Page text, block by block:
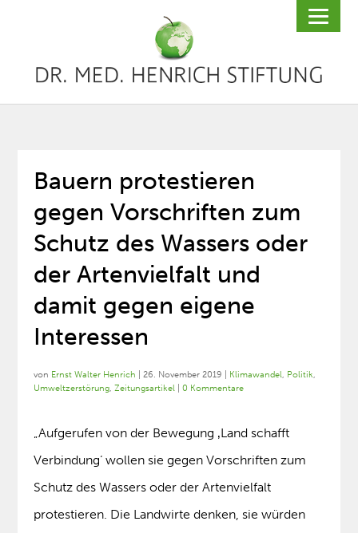
Bauern protestieren
gegen Vorschriften zum
Schutz des Wassers oder
der Artenvielfalt und
damit gegen eigene
Interessen
von Ernst Walter Henrich |26. November 2019 Klimawandel, Politik,
Umweltzerstörung,Zeitungsartikel |0 Kommentare
„Aufgerufen von der Bewegung ‚Land schafft
Verbindung‘ wollen sie gegen Vorschriften zum
Schutz des Wassers oder der Artenvielfalt
protestieren. Die Landwirte denken, sie würden